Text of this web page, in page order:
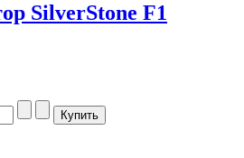
SilverStone F1